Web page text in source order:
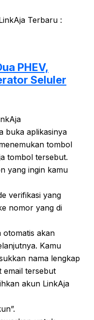
Terbaru :
PHEV,
Seluler
buka aplikasinya
tombol
tombol tersebut.
yang ingin kamu
verifikasi yang
nomor yang di
otomatis akan
Kamu
nama lengkap
email tersebut
akun LinkAja